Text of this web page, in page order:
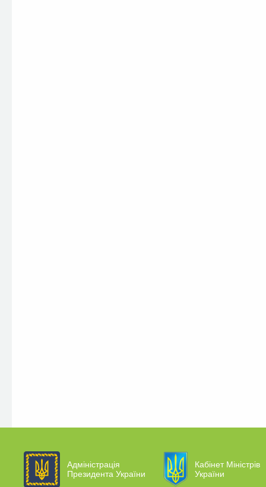
Адміністрація
Президента України
Кабінет Міністрів
України